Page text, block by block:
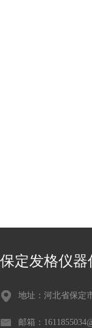
保定发格仪器
地址：河北省保定
邮箱：